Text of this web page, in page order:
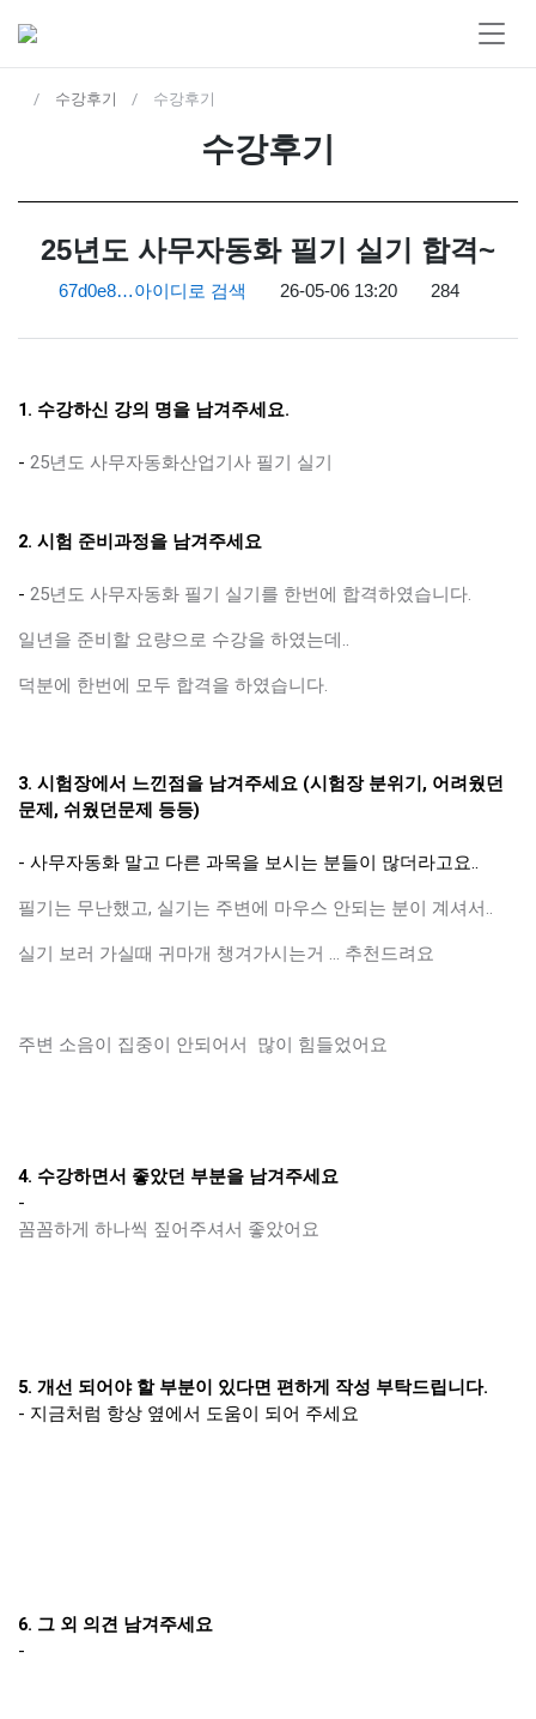
수강후기 수강후기
수강후기
25년도 사무자동화 필기 실기 합격~
67d0e8…아이디로 검색 26-05-06 13:20 284
1. 수강하신 강의 명을 남겨주세요.
- 25년도 사무자동화산업기사 필기 실기
2. 시험 준비과정을 남겨주세요
- 25년도 사무자동화 필기 실기를 한번에 합격하였습니다.
일년을 준비할 요량으로 수강을 하였는데..
덕분에 한번에 모두 합격을 하였습니다.
3. 시험장에서 느낀점을 남겨주세요 (시험장 분위기, 어려웠던
문제, 쉬웠던문제 등등)
- 사무자동화 말고 다른 과목을 보시는 분들이 많더라고요..
필기는 무난했고, 실기는 주변에 마우스 안되는 분이 계셔서..
실기 보러 가실때 귀마개 챙겨가시는거 ... 추천드려요
주변 소음이 집중이 안되어서 많이 힘들었어요
4. 수강하면서 좋았던 부분을 남겨주세요
-
꼼꼼하게 하나씩 짚어주셔서 좋았어요
5. 개선 되어야 할 부분이 있다면 편하게 작성 부탁드립니다.
- 지금처럼 항상 옆에서 도움이 되어 주세요
6. 그 외 의견 남겨주세요
-